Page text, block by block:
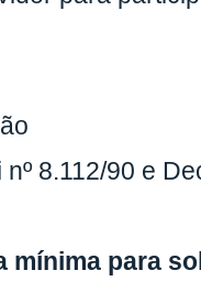
8.112/90 e
mínima para